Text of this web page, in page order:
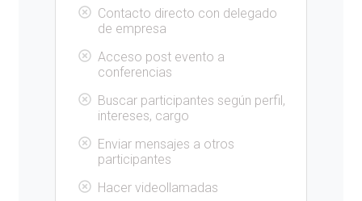
Contacto directo con delegado
de empresa
Acceso post evento a
conferencias
Buscar participantes según perfil,
intereses, cargo
Enviar mensajes a otros
participantes
Hacer videollamadas